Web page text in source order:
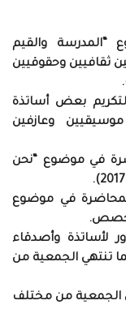
“المدرسة والقيم
ثقافيين وحقوقيين
بعض أساتذة
وعازفين
في موضوع “نحن
بمحاضرة في موضوع
لأساتذة وأصدقاء
تنتهي الجمعية من
الجمعية من مختلف